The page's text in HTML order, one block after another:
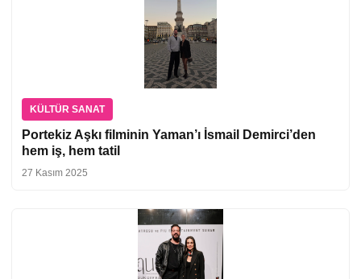
KÜLTÜR SANAT
Portekiz Aşkı filminin Yaman’ı İsmail Demirci’den
hem iş, hem tatil
27 Kasım 2025